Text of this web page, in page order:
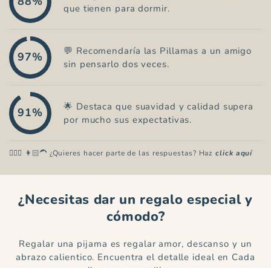
que tienen para dormir.
97%
💬 Recomendaría las Pillamas a un amigo
sin pensarlo dos veces.
91%
🌟 Destaca que suavidad y calidad supera
por mucho sus expectativas.
👱🏼‍♂️ 👩🏻‍🦱 ¿Quieres hacer parte de las respuestas? Hazclick aquí
¿Necesitas dar un regalo especial y
cómodo?
Regalar una pijama es regalar amor, descanso y un
abrazo calientico. Encuentra el detalle ideal en Cada